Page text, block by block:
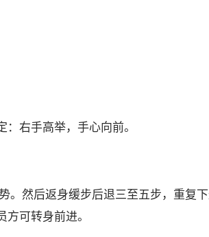
右手高举，手心向前。
。然后返身缓步后退三至五步，重复
可转身前进。